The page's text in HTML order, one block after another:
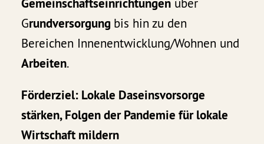
Gemeinschaftseinrichtungen über
Grundversorgung bis hin zu den
Bereichen Innenentwicklung/Wohnen und
Arbeiten.
Förderziel: Lokale Daseinsvorsorge
stärken, Folgen der Pandemie für lokale
Wirtschaft mildern